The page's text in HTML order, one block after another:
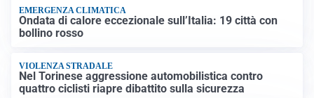
EMERGENZA CLIMATICA
Ondata di calore eccezionale sull’Italia: 19 città con
bollino rosso
VIOLENZA STRADALE
Nel Torinese aggressione automobilistica contro
quattro ciclisti riapre dibattito sulla sicurezza